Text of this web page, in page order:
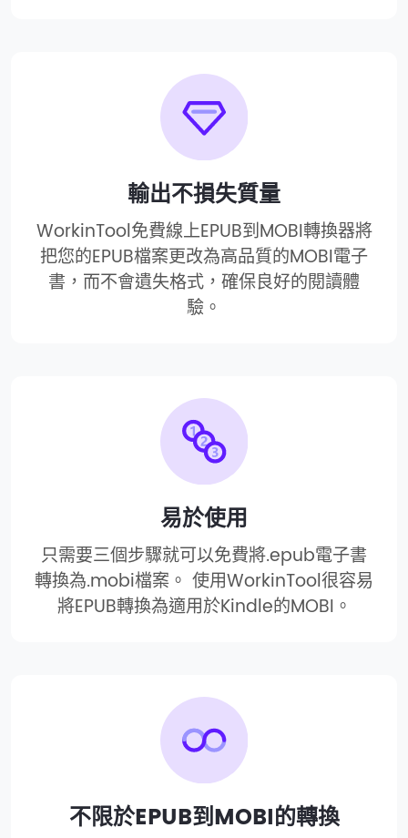
輸出不損失質量
WorkinTool免費線上EPUB到MOBI轉換器將
把您的EPUB檔案更改為高品質的MOBI電子
書，而不會遺失格式，確保良好的閱讀體
驗。
易於使用
只需要三個步驟就可以免費將.epub電子書
轉換為.mobi檔案。 使用WorkinTool很容易
將EPUB轉換為適用於Kindle的MOBI。
不限於EPUB到MOBI的轉換